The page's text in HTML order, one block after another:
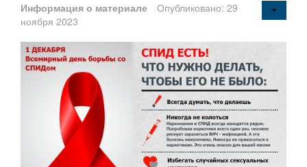
Информация о материале
Опубликовано: 29
ноября 2023